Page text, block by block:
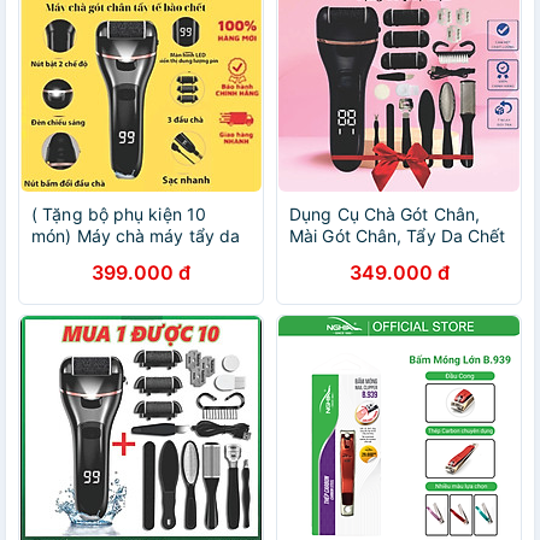
( Tặng bộ phụ kiện 10
món) Máy chà máy tẩy da
toàn tự động đèn led, ,Mịn
Màng Cho Từng Bước Đi
Cao Cấp
399.000 đ
Dụng Cụ Chà Gót Chân,
Mài Gót Chân, Tẩy Da Chết
Tặng Kèm 3 Đầu Mài
Thạch Anh 2 Chế Độ Mịn
Da Quà Tặng Phụ Kiện 10
Nhân Nam Nữ Tại Nhà -
Giao Màu Ngẫu Nhiên
349.000 đ